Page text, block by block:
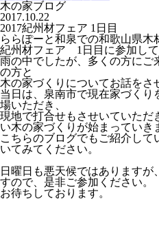
木の家ブログ
2017.10.22
2017紀州材フェア 1日目
ららぽーと和泉での和歌山県木
紀州材フェア 1日目に参加して
雨の中でしたが、多くの方にご
の方と
木の家づくりについてお話をさ
当日は、泉南市で現在家づくり
場いただき、
現地で打合せもさせいていただ
い木の家づくりが始まっていき
こちらのブログでもご紹介して
いてみてください。
日曜日も悪天候ではありますが
すので、是非ご参加ください。
お待ちしております。